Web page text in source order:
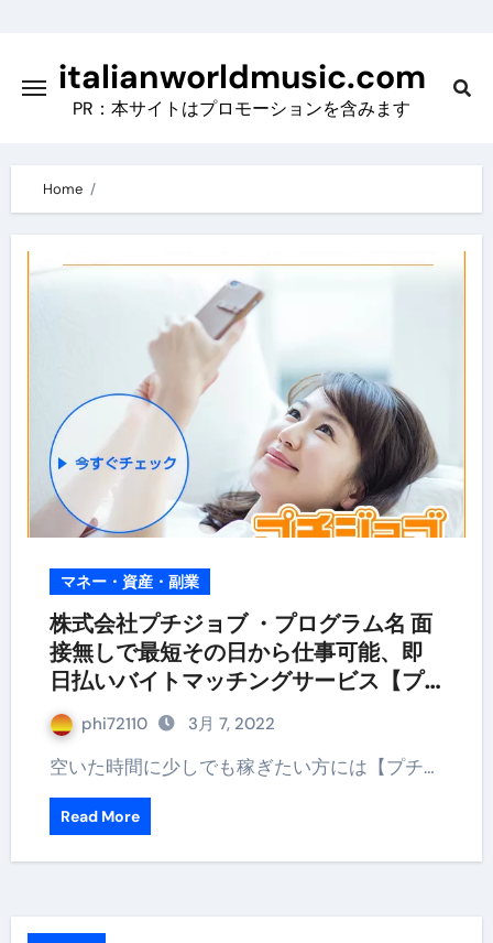
contentitalianworldmusic.com
PR：本サイトはプロモーションを含みます
Home
マネー・資産・副業
株式会社プチジョブ ・プログラム名 面
接無しで最短その日から仕事可能、即
日払いバイトマッチングサービス【プ
チジョブ】
phi72110 3月 7, 2022
空いた時間に少しでも稼ぎたい方には【プチ…
Read More